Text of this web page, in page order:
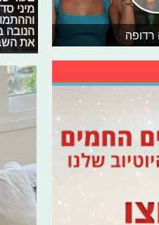
מיני
הנובה
את
רדופה